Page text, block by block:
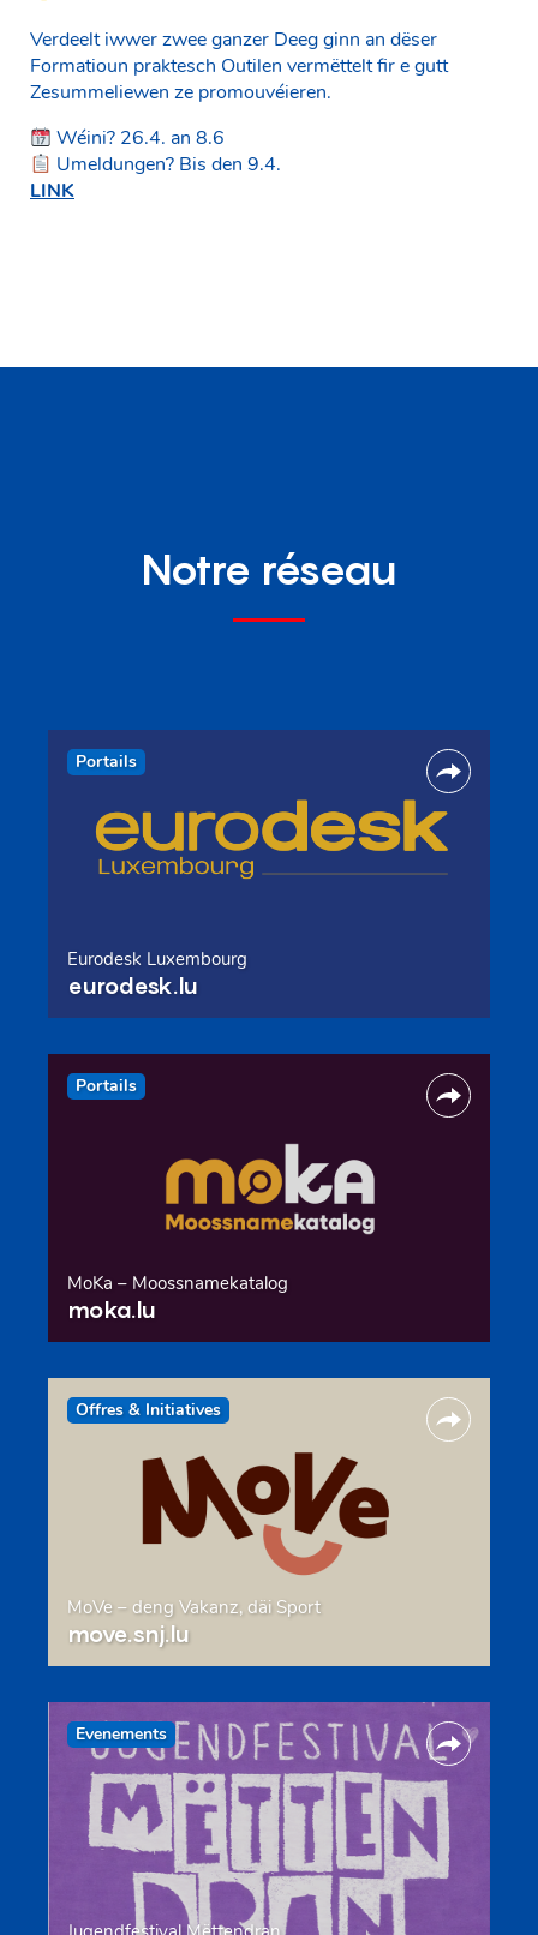
Verdeelt iwwer zwee ganzer Deeg ginn an dëser
Formatioun praktesch Outilen vermëttelt fir e gutt
Zesummeliewen ze promouvéieren.
Wéini? 26.4. an 8.6
Umeldungen? Bis den 9.4.
LINK
Notre réseau
Portails
Eurodesk Luxembourg
eurodesk.lu
Portails
MoKa – Moossnamekatalog
moka.lu
Offres & Initiatives
MoVe – deng Vakanz, däi Sport
move.snj.lu
Evenements